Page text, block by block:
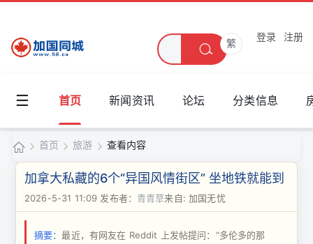
繁
登录 注册
☰ 首页 新闻资讯 论坛 分类信息
加
同
›
首页
›
旅游
›
查看内容
加拿大私藏的6个“异国风情街区” 坐地铁就能到
2026-5-31 11:09 发布者： 青青草来自: 加国无忧
摘要：最近，有网友在 Reddit 上发帖提问：“多伦多的那